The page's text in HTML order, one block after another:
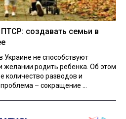
создавать семьи в
Украине не способствуют
желании родить ребенка. Об этом
количество разводов и
– сокращение ...